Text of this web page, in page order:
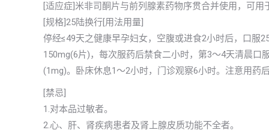
[适应症]米非司酮片与前列腺素药物序贯合并使用，可用
[规格]25陆换行[用法用量]
停经≤49天之健康早孕妇女，空腹或进食2小时后，口服
150mg(6片)，每次服药后禁食二小时，第3～4天清晨
(1mg)。卧床休息1～2小时，门诊观察6小时。注意用药
[禁忌]
1.对本品过敏者。
2.心、肝、肾疾病患者及肾上腺皮质功能不全者。